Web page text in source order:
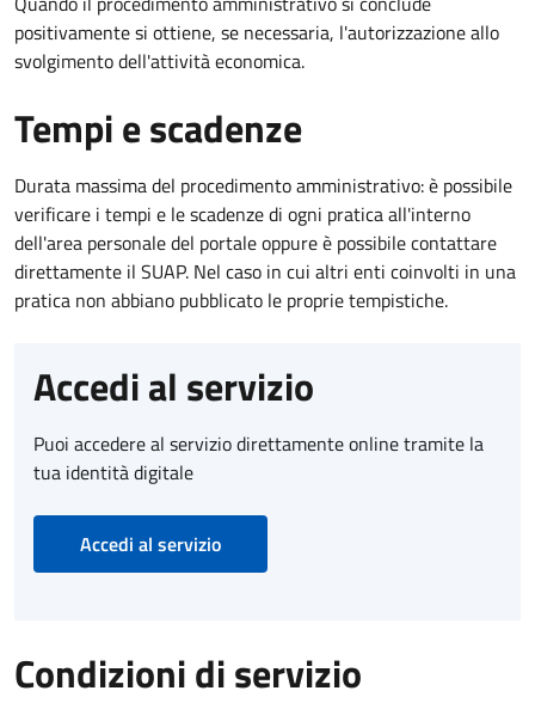
positivamente si ottiene, se necessaria, l'autorizzazione allo
svolgimento dell'attività economica.
Tempi e scadenze
Durata massima del procedimento amministrativo: è possibile
verificare i tempi e le scadenze di ogni pratica all'interno
dell'area personale del portale oppure è possibile contattare
direttamente il SUAP. Nel caso in cui altri enti coinvolti in una
pratica non abbiano pubblicato le proprie tempistiche.
Accedi al servizio
Puoi accedere al servizio direttamente online tramite la
tua identità digitale
Accedi al servizio
Condizioni di servizio